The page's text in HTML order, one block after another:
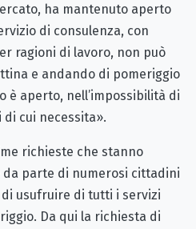
ha mantenuto aperto
di consulenza, con
ragioni di lavoro, non può
e andando di pomeriggio
è aperto, nell’impossibilità di
cui necessita».
richieste che stanno
da parte di numerosi cittadini
usufruire di tutti i servizi
Da qui la richiesta di